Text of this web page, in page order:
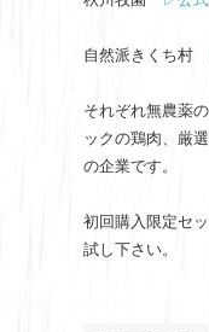
自然派きくち村
それぞれ無農薬
ックの鶏肉、厳
の企業です。
初回購入限定セ
試し下さい。